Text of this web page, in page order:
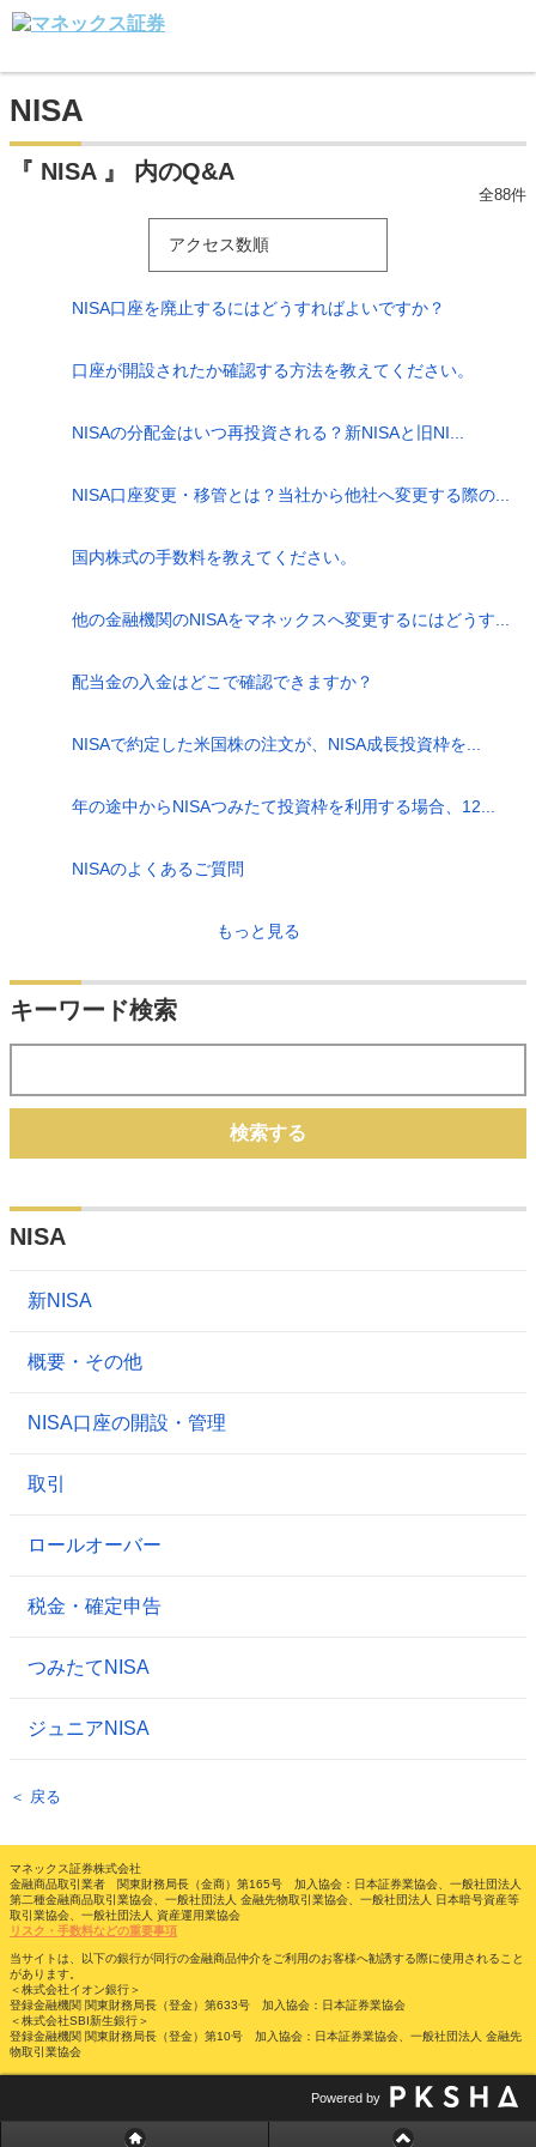
NISA
『 NISA 』 内のQ&A
全88件
アクセス数順
NISA口座を廃止するにはどうすればよいですか？
口座が開設されたか確認する方法を教えてください。
NISAの分配金はいつ再投資される？新NISAと旧NI...
NISA口座変更・移管とは？当社から他社へ変更する際の...
国内株式の手数料を教えてください。
他の金融機関のNISAをマネックスへ変更するにはどうす...
配当金の入金はどこで確認できますか？
NISAで約定した米国株の注文が、NISA成長投資枠を...
年の途中からNISAつみたて投資枠を利用する場合、12...
NISAのよくあるご質問
もっと見る
キーワード検索
検索する
NISA
新NISA
概要・その他
NISA口座の開設・管理
取引
ロールオーバー
税金・確定申告
つみたてNISA
ジュニアNISA
＜ 戻る
マネックス証券株式会社
金融商品取引業者 関東財務局長（金商）第165号 加入協会：日本証券業協会、一般社団法人
第二種金融商品取引業協会、一般社団法人 金融先物取引業協会、一般社団法人 日本暗号資産等
取引業協会、一般社団法人 資産運用業協会
リスク・手数料などの重要事項
当サイトは、以下の銀行が同行の金融商品仲介をご利用のお客様へ勧誘する際に使用されること
があります。
＜株式会社イオン銀行＞
登録金融機関 関東財務局長（登金）第633号 加入協会：日本証券業協会
＜株式会社SBI新生銀行＞
登録金融機関 関東財務局長（登金）第10号 加入協会：日本証券業協会、一般社団法人 金融先
物取引業協会
Powered by